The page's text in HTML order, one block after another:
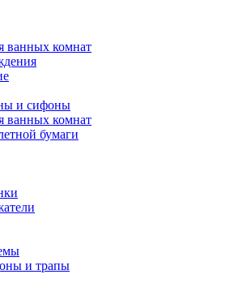
ванных комнат
и сифоны
ванных комнат
бумаги
и трапы